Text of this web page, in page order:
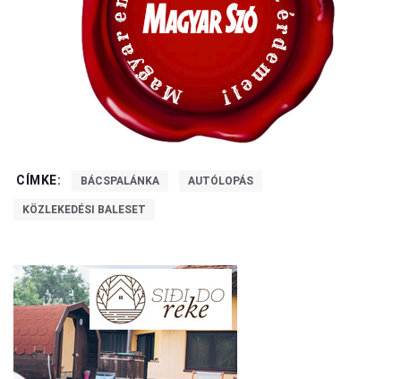
CÍMKE: BÁCSPALÁNKA AUTÓLOPÁS
KÖZLEKEDÉSI BALESET